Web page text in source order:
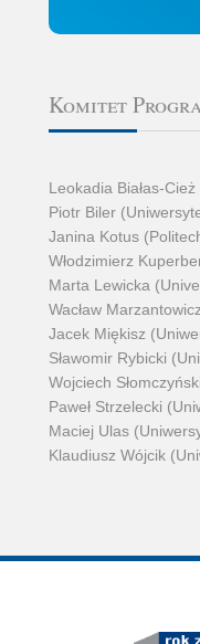
Komitet
Leokadia Białas-
Piotr Biler
Janina Kotus
Włodzimierz
Marta Lewicka
Wacław
Jacek Miękisz
Sławomir Rybicki
Wojciech
Paweł Strzelecki
Maciej Ulas
Klaudiusz Wójcik